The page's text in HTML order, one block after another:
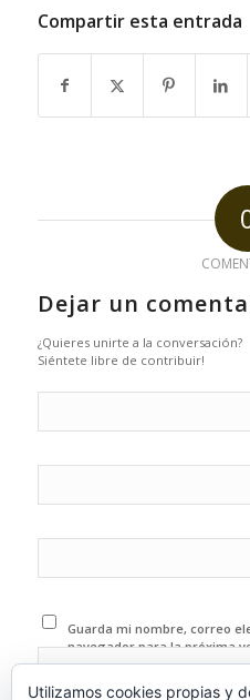
Compartir esta entrada
Dejar un
¿Quieres unirte a la conversación?
Siéntete libre de contribuir!
Guarda mi nombre, correo
navegador para la próxima
Utilizamos cookies propias y